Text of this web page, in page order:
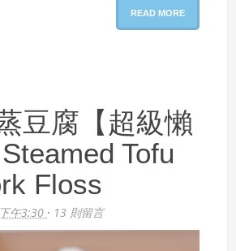
READ MORE
豆腐【超級懶
Tofu
Floss
下午3:30 · 13 則留言